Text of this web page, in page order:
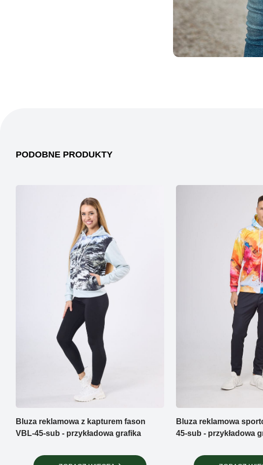
PODOBNE PRODUKTY
Bluza reklamowa z kapturem fason
VBL-45-sub - przykładowa grafika
Bluza reklamowa
45-sub - przykładowa